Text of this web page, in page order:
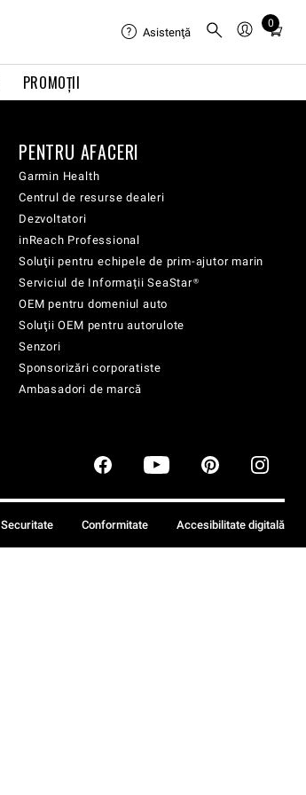
PROMOȚII
Asistenţă
0
Total
cart:
PENTRU AFACERI
Garmin Health
Centrul de resurse dealeri
Dezvoltatori
inReach Professional
Soluţii pentru echipele de prim-ajutor marin
Serviciul de Informații SeaStar®
OEM pentru domeniul auto
Soluţii OEM pentru autorulote
Senzori
Sponsorizări corporatiste
Ambasadori de marcă
Securitate Conformitate Accesibilitate digitală